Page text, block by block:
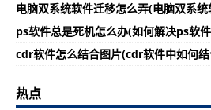
电脑双系统软件迁移怎么弄(电脑双系
ps软件总是死机怎么办(如何解决ps软
cdr软件怎么结合图片(cdr软件中如何
热点